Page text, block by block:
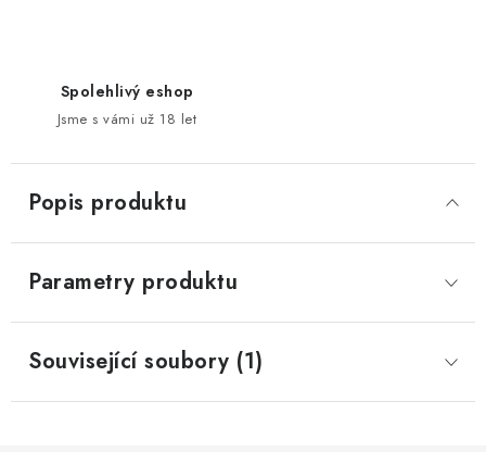
Spolehlivý eshop
Jsme s vámi už 18 let
Popis produktu
Parametry produktu
Související soubory (1)